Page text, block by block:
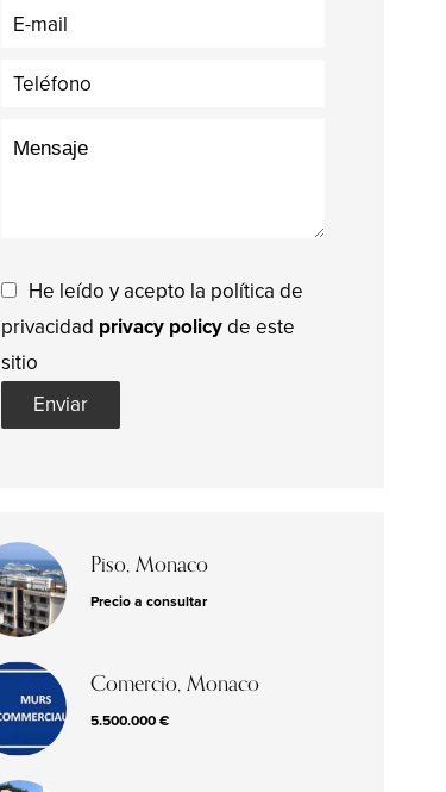
He leído y acepto la política de
privacidad privacy policyde este
sitio
Enviar
Piso, Monaco
Precio a consultar
Comercio, Monaco
5.500.000 €